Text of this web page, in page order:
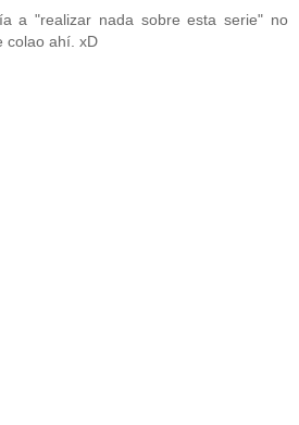
a "realizar nada sobre esta serie" no
colao ahí. xD